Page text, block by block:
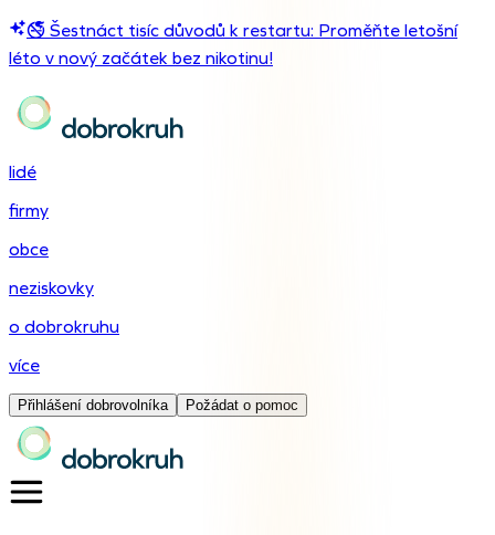
🚭 Šestnáct tisíc důvodů k restartu: Proměňte letošní
léto v nový začátek bez nikotinu!
lidé
firmy
obce
neziskovky
o dobrokruhu
více
Přihlášení dobrovolníka Požádat o pomoc